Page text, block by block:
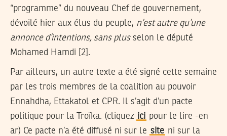
“programme” du nouveau Chef de gouvernement,
dévoilé hier aux élus du peuple, n’est autre qu’une
annonce d’intentions, sans plusselon le député
Mohamed Hamdi [2].
Par ailleurs, un autre texte a été signé cette semaine
par les trois membres de la coalition au pouvoir
Ennahdha, Ettakatol et CPR. Il s’agit d’un pacte
politique pour la Troïka. (cliquez ici pour le lire -en
ar) Ce pacte n’a été diffusé ni sur le site ni sur la